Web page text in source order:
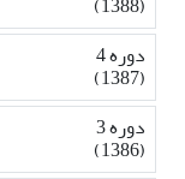
دوره 4
(1387)
دوره 3
(1386)